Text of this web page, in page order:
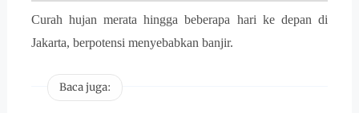
Curah hujan merata hingga beberapa hari ke depan di
Jakarta, berpotensi menyebabkan banjir.
Baca juga: